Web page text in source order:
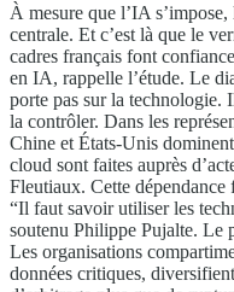
À mesure que l’IA
centrale. Et c’est là que le
cadres français font
en IA, rappelle l’étude. Le
porte pas sur la technologie.
la contrôler. Dans les
Chine et États-Unis
cloud sont faites auprès
Fleutiaux. Cette dépendance
“Il faut savoir utiliser les
soutenu Philippe Pujalte. Le
Les organisations
données critiques,